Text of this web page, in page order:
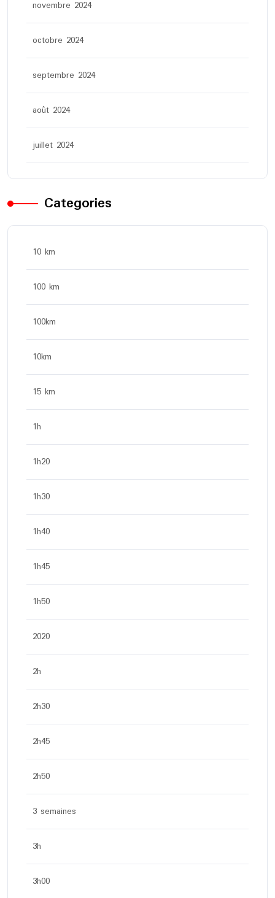
novembre 2024
octobre 2024
septembre 2024
août 2024
juillet 2024
Categories
10 km
100 km
100km
10km
15 km
1h
1h20
1h30
1h40
1h45
1h50
2020
2h
2h30
2h45
2h50
3 semaines
3h
3h00